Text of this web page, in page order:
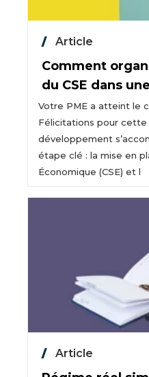
Article
Comment
du CSE dans
Votre PME a atteint le
Félicitations pour cette
développement
étape clé : la mise en
Économique (CSE) et l
Article